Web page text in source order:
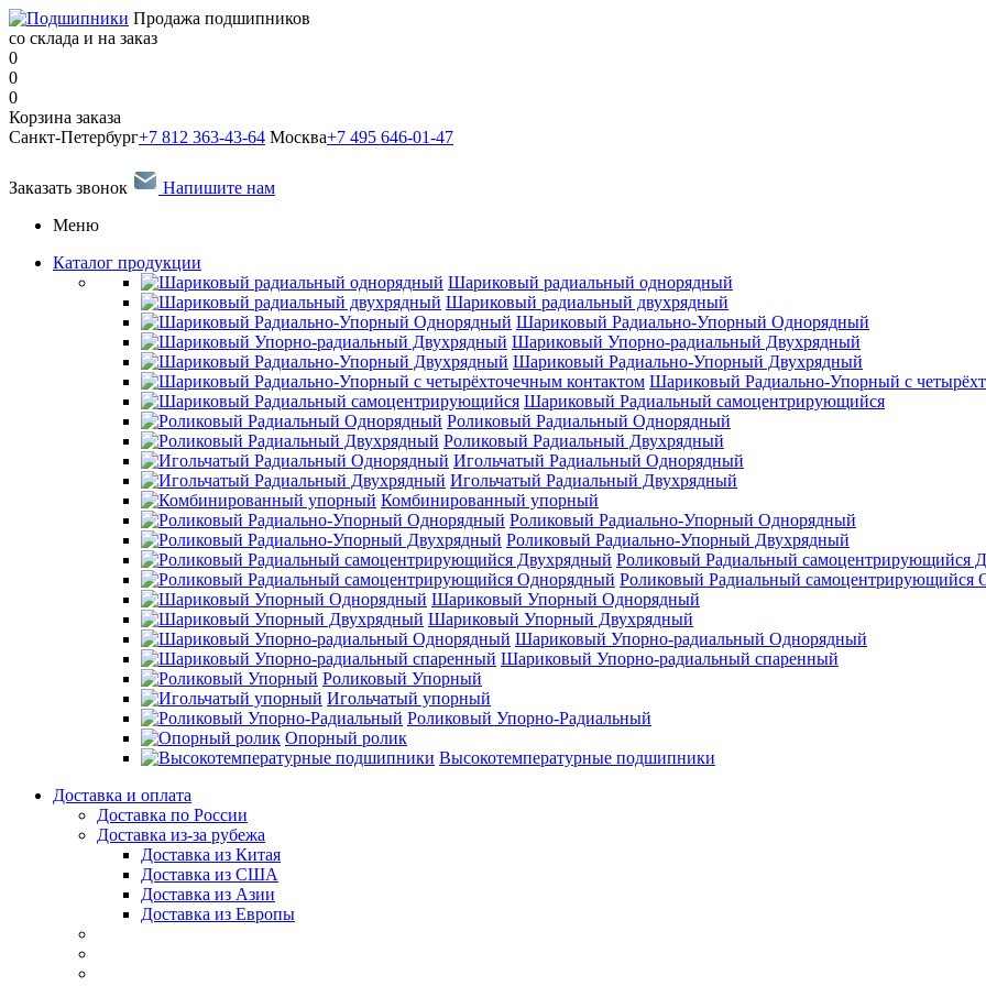
Продажа подшипников
со склада и на заказ
0
0
0
Корзина заказа
Санкт-Петербург+7 812 363-43-64 Москва+7 495 646-01-47
Заказать звонок
Напишите нам
Меню
Каталог продукции
Шариковый радиальный однорядный
Шариковый радиальный двухрядный
Шариковый Радиально-Упорный Однорядный
Шариковый Упорно-радиальный Двухрядный
Шариковый Радиально-Упорный Двухрядный
Шариковый Радиально-Упорный с
Шариковый Радиальный самоцентрирующийся
Роликовый Радиальный Однорядный
Роликовый Радиальный Двухрядный
Игольчатый Радиальный Однорядный
Игольчатый Радиальный Двухрядный
Комбинированный упорный
Роликовый Радиально-Упорный Однорядный
Роликовый Радиально-Упорный Двухрядный
Роликовый Радиальный самоцентрирующийся
Роликовый Радиальный самоцентрирующийся
Шариковый Упорный Однорядный
Шариковый Упорный Двухрядный
Шариковый Упорно-радиальный Однорядный
Шариковый Упорно-радиальный спаренный
Роликовый Упорный
Игольчатый упорный
Роликовый Упорно-Радиальный
Опорный ролик
Высокотемпературные подшипники
Доставка и оплата
Доставка по России
Доставка из-за рубежа
Доставка из Китая
Доставка из США
Доставка из Азии
Доставка из Европы